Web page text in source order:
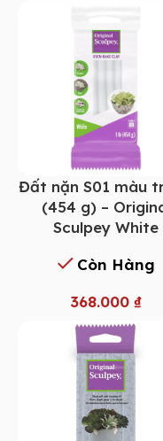
Đất nặn S01 màu
(454 g) –
Sculpey White
Còn Hàng
368.000 ₫